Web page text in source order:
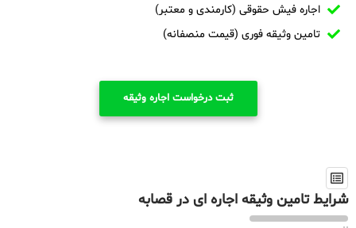
اجاره فیش حقوقی (کارمندی و معتبر)
تامین وثیقه فوری (قیمت منصفانه)
ثبت درخواست اجاره وثیقه
شرایط تامین وثیقه اجاره ای در قصابه